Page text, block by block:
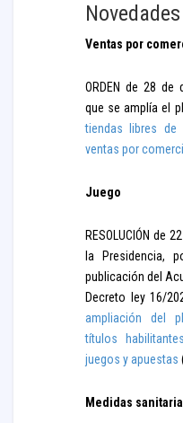
Ventas por
ORDEN de 28 de
que se amplía el
tiendas libres de
ventas por
Juego
RESOLUCIÓN de
la Presidencia,
publicación del
Decreto ley 16/
ampliación del
títulos
juegos y apuestas
Medidas